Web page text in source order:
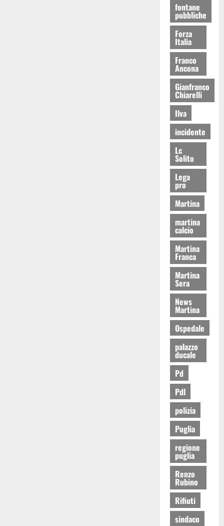
fontane
pubbliche
Forza
Italia
Franco
Ancona
Gianfranco
Chiarelli
Ilva
incidente
Lc
Solito
Lega
pro
Martina
martina
calcio
Martina
Franca
Martina
Sera
News
Martina
Ospedale
palazzo
ducale
Pd
Pdl
polizia
Puglia
regione
puglia
Renzo
Rubino
Rifiuti
sindaco